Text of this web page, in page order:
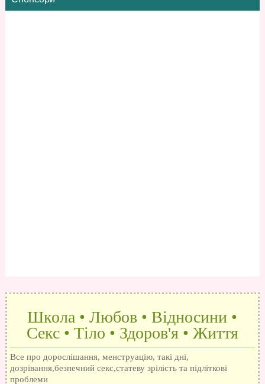
Школа • Любов • Відносини •
Секс • Тіло • Здоров'я • Життя
Все про дорослішання, менструацію, такі дні,
дозрівання,безпечний секс,статеву зрілість та підліткові
проблеми